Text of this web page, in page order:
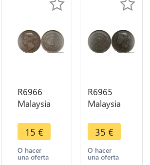
R6966
Malaysia
Settlements
One Cent
Victoria
1897 ->
15 €
O hacer
una oferta
R6965
Malaysia
Settlements
One Cent
Victoria
1872 ->
35 €
O hacer
una oferta